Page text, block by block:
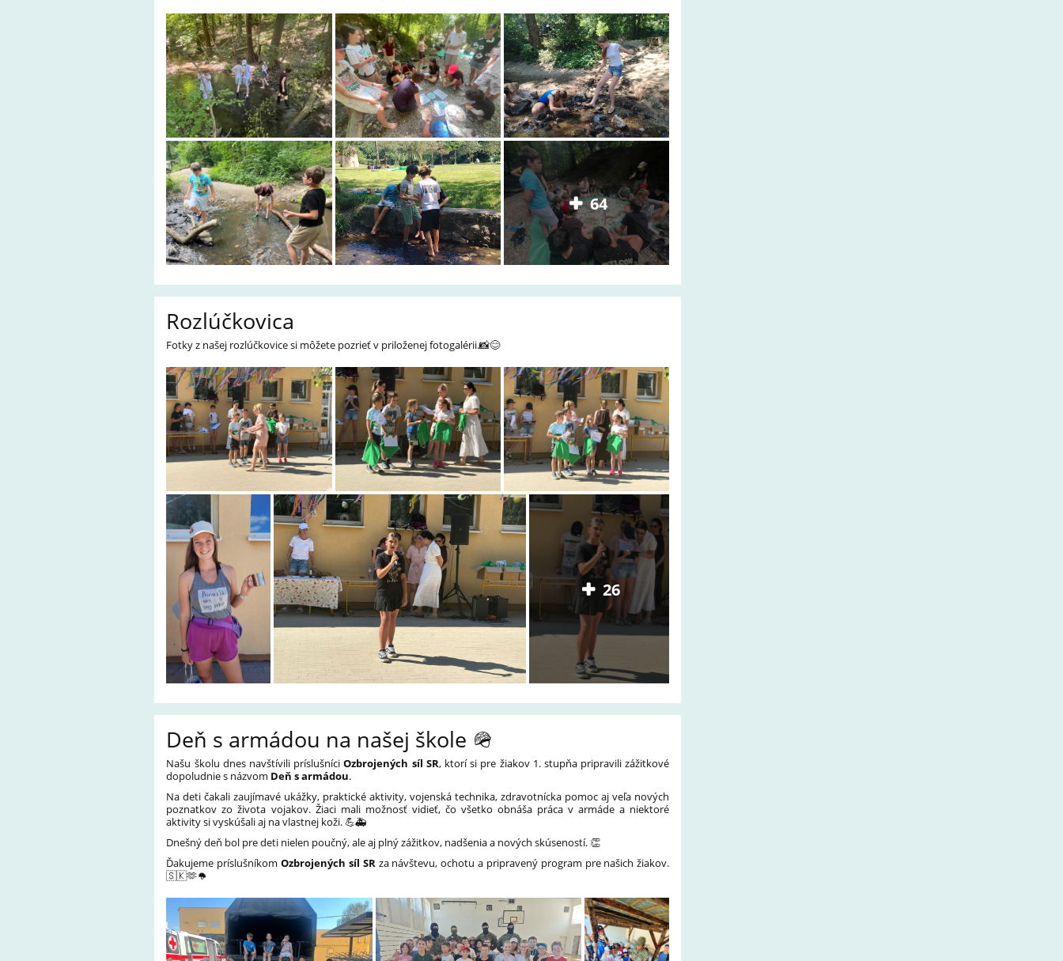
64
Rozlúčkovica
Fotky z našej rozlúčkovice si môžete pozrieť v priloženej fotogalérii.📸😊
26
Deň s armádou na našej škole 🪖
Našu školu dnes navštívili príslušníciOzbrojených síl SR, ktorí si pre žiakov 1. stupňa pripravili zážitkové
dopoludnie s názvom Deň s armádou.
Na deti čakali zaujímavé ukážky, praktické aktivity, vojenská technika, zdravotnícka pomoc aj veľa nových
poznatkov zo života vojakov. Žiaci mali možnosť vidieť, čo všetko obnáša práca v armáde a niektoré
aktivity si vyskúšali aj na vlastnej koži. 💪🚑
Dnešný deň bol pre deti nielen poučný, ale aj plný zážitkov, nadšenia a nových skúseností. 👏
Ďakujeme príslušníkomOzbrojených síl SRza návštevu, ochotu a pripravený program pre našich žiakov.
🇸🇰🫶🪖